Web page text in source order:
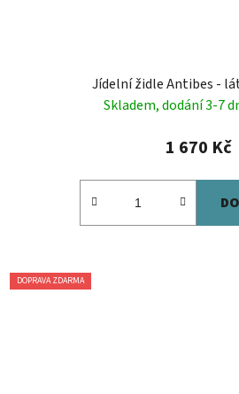
Jídelní židle Antibes -
Skladem, dodání 3-7
1 670 Kč
DOPRAVA ZDARMA